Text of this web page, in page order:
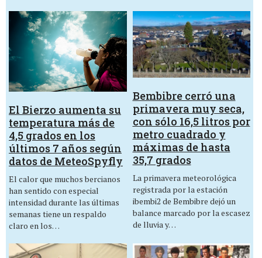
El Bierzo aumenta su
temperatura más de
4,5 grados en los
últimos 7 años según
datos de MeteoSpyfly
El calor que muchos bercianos
han sentido con especial
intensidad durante las últimas
semanas tiene un respaldo
claro en los…
Bembibre cerró una
primavera muy seca,
con sólo 16,5 litros por
metro cuadrado y
máximas de hasta
35,7 grados
La primavera meteorológica
registrada por la estación
ibembi2 de Bembibre dejó un
balance marcado por la escasez
de lluvia y…